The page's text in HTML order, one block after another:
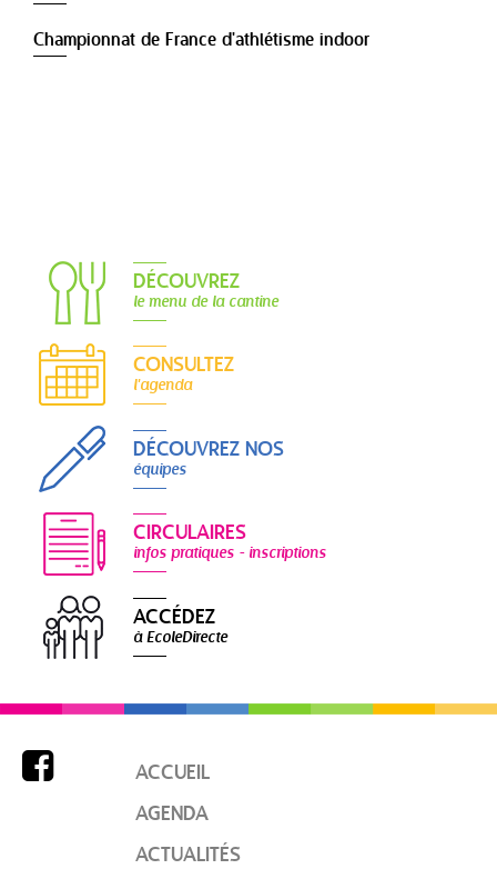
Championnat de France d'athlétisme indoor
DÉCOUVREZ
le menu de la cantine
CONSULTEZ
l'agenda
DÉCOUVREZ NOS
équipes
CIRCULAIRES
infos pratiques - inscriptions
ACCÉDEZ
à EcoleDirecte

ACCUEIL
AGENDA
ACTUALITÉS